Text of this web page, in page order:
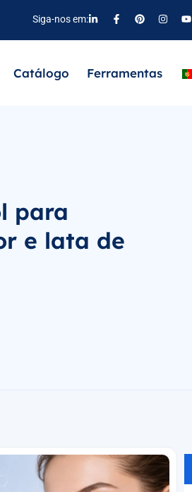
Siga-nos em:
Catálogo Ferramentas
para
e lata de